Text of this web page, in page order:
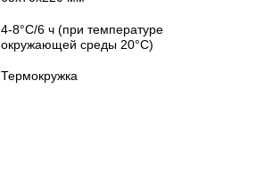
4-8°С/6 ч (при температуре
окружающей среды 20°С)
Термокружка